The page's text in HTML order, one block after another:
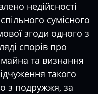
недійсності
сумісного
згоди одного з
спорів про
майна та визнання
такого
з подружжя, за